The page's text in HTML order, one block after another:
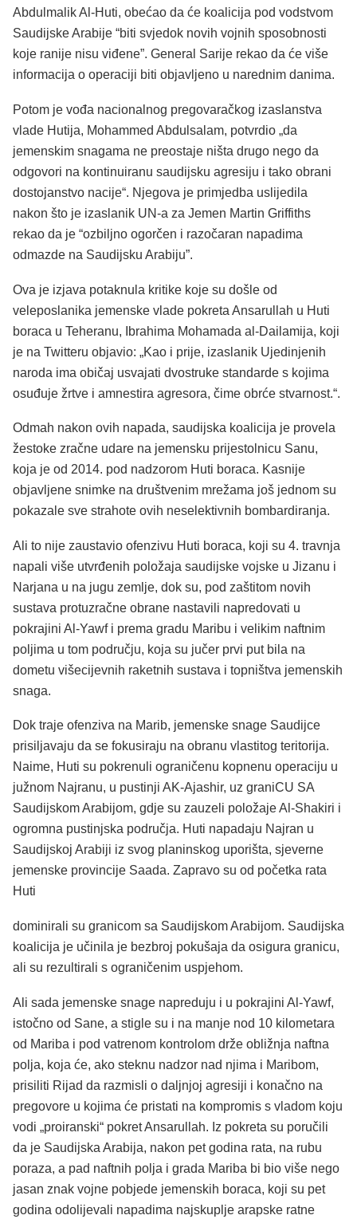
Abdulmalik Al-Huti, obećao da će koalicija pod vodstvom
Saudijske Arabije “biti svjedok novih vojnih sposobnosti
koje ranije nisu viđene”. General Sarije rekao da će više
informacija o operaciji biti objavljeno u narednim danima.
Potom je vođa nacionalnog pregovaračkog izaslanstva
vlade Hutija, Mohammed Abdulsalam, potvrdio „da
jemenskim snagama ne preostaje ništa drugo nego da
odgovori na kontinuiranu saudijsku agresiju i tako obrani
dostojanstvo nacije“. Njegova je primjedba uslijedila
nakon što je izaslanik UN-a za Jemen Martin Griffiths
rekao da je “ozbiljno ogorčen i razočaran napadima
odmazde na Saudijsku Arabiju”.
Ova je izjava potaknula kritike koje su došle od
veleposlanika jemenske vlade pokreta Ansarullah u Huti
boraca u Teheranu, Ibrahima Mohamada al-Dailamija, koji
je na Twitteru objavio: „Kao i prije, izaslanik Ujedinjenih
naroda ima običaj usvajati dvostruke standarde s kojima
osuđuje žrtve i amnestira agresora, čime obrće stvarnost.“.
Odmah nakon ovih napada, saudijska koalicija je provela
žestoke zračne udare na jemensku prijestolnicu Sanu,
koja je od 2014. pod nadzorom Huti boraca. Kasnije
objavljene snimke na društvenim mrežama još jednom su
pokazale sve strahote ovih neselektivnih bombardiranja.
Ali to nije zaustavio ofenzivu Huti boraca, koji su 4. travnja
napali više utvrđenih položaja saudijske vojske u Jizanu i
Narjana u na jugu zemlje, dok su, pod zaštitom novih
sustava protuzračne obrane nastavili napredovati u
pokrajini Al-Yawf i prema gradu Maribu i velikim naftnim
poljima u tom području, koja su jučer prvi put bila na
dometu višecijevnih raketnih sustava i topništva jemenskih
snaga.
Dok traje ofenziva na Marib, jemenske snage Saudijce
prisiljavaju da se fokusiraju na obranu vlastitog teritorija.
Naime, Huti su pokrenuli ograničenu kopnenu operaciju u
južnom Najranu, u pustinji AK-Ajashir, uz graniCU SA
Saudijskom Arabijom, gdje su zauzeli položaje Al-Shakiri i
ogromna pustinjska područja. Huti napadaju Najran u
Saudijskoj Arabiji iz svog planinskog uporišta, sjeverne
jemenske provincije Saada. Zapravo su od početka rata
Huti
dominirali su granicom sa Saudijskom Arabijom. Saudijska
koalicija je učinila je bezbroj pokušaja da osigura granicu,
ali su rezultirali s ograničenim uspjehom.
Ali sada jemenske snage napreduju i u pokrajini Al-Yawf,
istočno od Sane, a stigle su i na manje nod 10 kilometara
od Mariba i pod vatrenom kontrolom drže obližnja naftna
polja, koja će, ako steknu nadzor nad njima i Maribom,
prisiliti Rijad da razmisli o daljnjoj agresiji i konačno na
pregovore u kojima će pristati na kompromis s vladom koju
vodi „proiranski“ pokret Ansarullah. Iz pokreta su poručili
da je Saudijska Arabija, nakon pet godina rata, na rubu
poraza, a pad naftnih polja i grada Mariba bi bio više nego
jasan znak vojne pobjede jemenskih boraca, koji su pet
godina odolijevali napadima najskuplje arapske ratne